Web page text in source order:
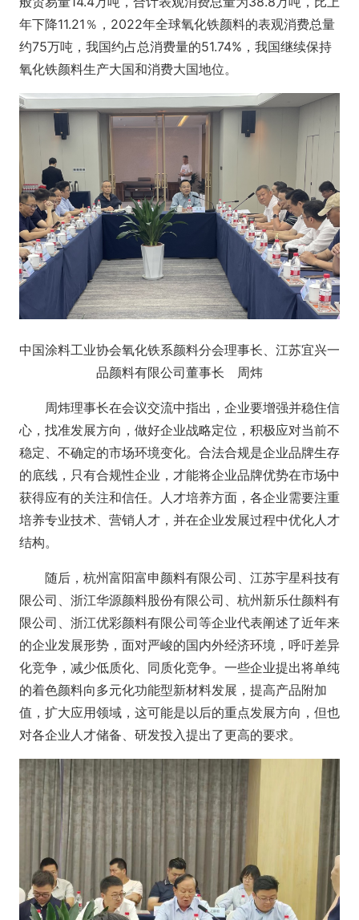
年下降11.21％，2022年全球氧化铁颜料的表观消费总量
约75万吨，我国约占总消费量的51.74%，我国继续保持
氧化铁颜料生产大国和消费大国地位。
中国涂料工业协会氧化铁系颜料分会理事长、江苏宜兴一
品颜料有限公司董事长 周炜
周炜理事长在会议交流中指出，企业要增强并稳住信
心，找准发展方向，做好企业战略定位，积极应对当前不
稳定、不确定的市场环境变化。合法合规是企业品牌生存
的底线，只有合规性企业，才能将企业品牌优势在市场中
获得应有的关注和信任。人才培养方面，各企业需要注重
培养专业技术、营销人才，并在企业发展过程中优化人才
结构。
随后，杭州富阳富申颜料有限公司、江苏宇星科技有
限公司、浙江华源颜料股份有限公司、杭州新乐仕颜料有
限公司、浙江优彩颜料有限公司等企业代表阐述了近年来
的企业发展形势，面对严峻的国内外经济环境，呼吁差异
化竞争，减少低质化、同质化竞争。一些企业提出将单纯
的着色颜料向多元化功能型新材料发展，提高产品附加
值，扩大应用领域，这可能是以后的重点发展方向，但也
对各企业人才储备、研发投入提出了更高的要求。